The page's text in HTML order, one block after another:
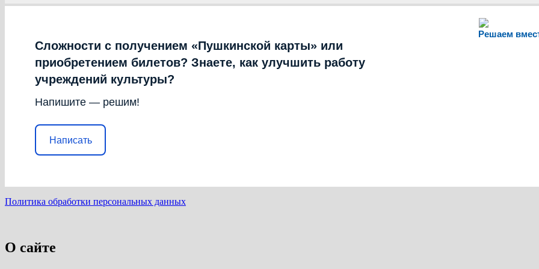
Решаем
Сложности с получением «Пушкинской карты» или
приобретением билетов? Знаете, как улучшить работу
учреждений культуры?
Напишите — решим!
Написать
Политика обработки персональных данных
О сайте